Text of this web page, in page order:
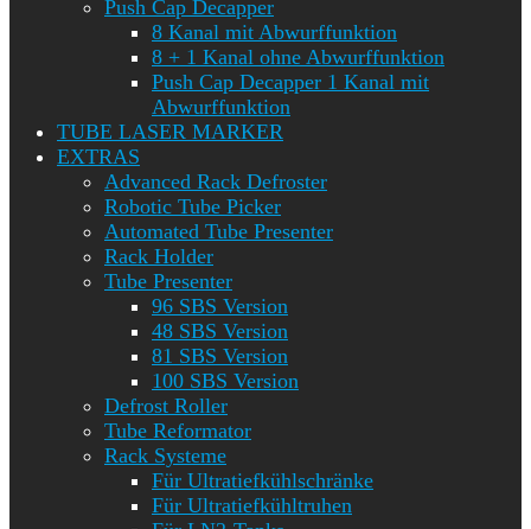
Push Cap Decapper
8 Kanal mit Abwurffunktion
8 + 1 Kanal ohne Abwurffunktion
Push Cap Decapper 1 Kanal mit
Abwurffunktion
TUBE LASER MARKER
EXTRAS
Advanced Rack Defroster
Robotic Tube Picker
Automated Tube Presenter
Rack Holder
Tube Presenter
96 SBS Version
48 SBS Version
81 SBS Version
100 SBS Version
Defrost Roller
Tube Reformator
Rack Systeme
Für Ultratiefkühlschränke
Für Ultratiefkühltruhen